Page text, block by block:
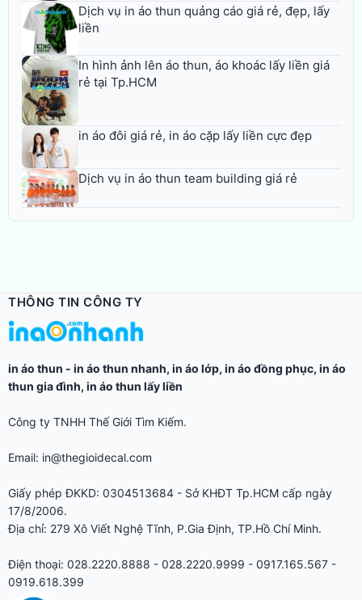
Dịch vụ in áo thun quảng cáo giá rẻ, đẹp, lấy
liền
In hình ảnh lên áo thun, áo khoác lấy liền giá
rẻ tại Tp.HCM
in áo đôi giá rẻ, in áo cặp lấy liền cực đẹp
Dịch vụ in áo thun team building giá rẻ
THÔNG TIN CÔNG TY
in áo thun - in áo thun nhanh, in áo lớp, in áo đồng phục, in áo
thun gia đình, in áo thun lấy liền
Công ty TNHH Thế Giới Tìm Kiếm.
Email: in@thegioidecal.com
Giấy phép ĐKKD: 0304513684 - Sở KHĐT Tp.HCM cấp ngày
17/8/2006.
Địa chỉ: 279 Xô Viết Nghệ Tĩnh, P.Gia Định, TP.Hồ Chí Minh.
Điện thoại: 028.2220.8888 - 028.2220.9999 - 0917.165.567 -
0919.618.399